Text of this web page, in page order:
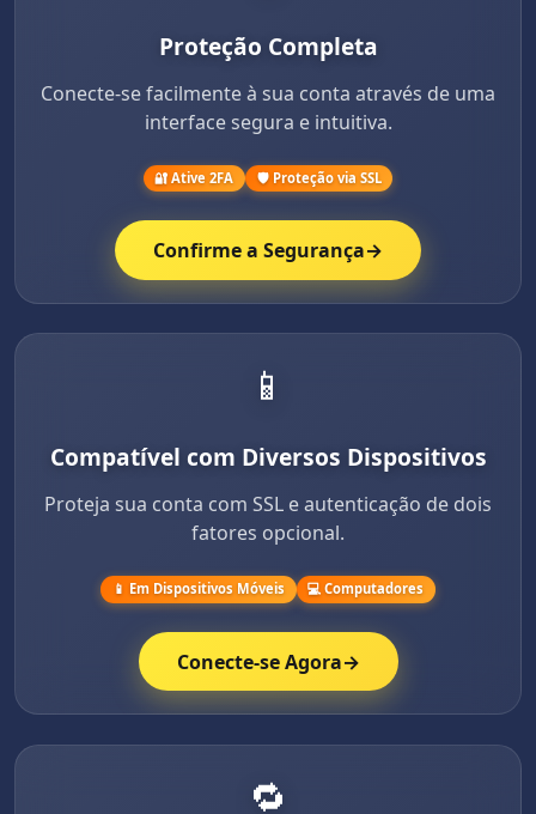
Proteção Completa
Conecte-se facilmente à sua conta através de uma
interface segura e intuitiva.
🔐 Ative 2FA 🛡️ Proteção via SSL
Confirme a Segurança→
📱
Compatível com Diversos Dispositivos
Proteja sua conta com SSL e autenticação de dois
fatores opcional.
📱 Em Dispositivos Móveis 💻 Computadores
Conecte-se Agora→
🔁